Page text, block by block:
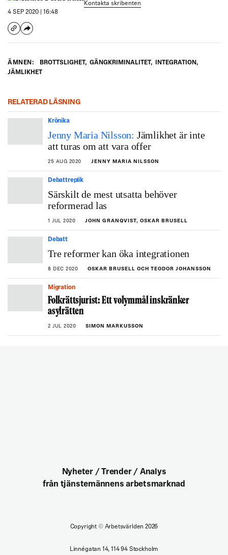
Kontakta skribenten
4 SEP 2020 | 16:48
ÄMNEN: BROTTSLIGHET, GÄNGKRIMINALITET, INTEGRATION,
JÄMLIKHET
RELATERAD LÄSNING
Krönika
Jenny Maria Nilsson: Jämlikhet är inte
att turas om att vara offer
25 AUG 2020 JENNY MARIA NILSSON
Debattreplik
Särskilt de mest utsatta behöver
reformerad las
1 JUL 2020 JOHN GRANQVIST, OSKAR BRUSELL
Debatt
Tre reformer kan öka integrationen
8 DEC 2020 OSKAR BRUSELL OCH TEODOR JOHANSSON
Migration
Folkrättsjurist: Ett volymmål inskränker
asylrätten
2 JUL 2020 SIMON MARKUSSON
Nyheter / Trender / Analys
från tjänstemännens arbetsmarknad
Copyright ©Arbetsvärlden 2026
Linnégatan 14, 114 94 Stockholm